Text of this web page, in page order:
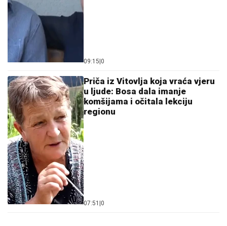
09:15 0
Priča iz Vitovlja koja vraća vjeru
u ljude: Bosa dala imanje
komšijama i očitala lekciju
regionu
07:51 0